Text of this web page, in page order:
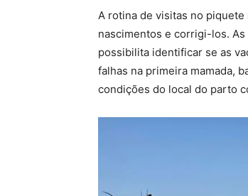
A rotina de visitas no
nascimentos e corrigi-los.
possibilita identificar se as
falhas na primeira mamada,
condições do local do parto